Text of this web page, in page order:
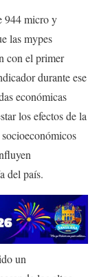
944 micro y
las mypes
con el primer
durante ese
económicas
los efectos de la
del país.
un